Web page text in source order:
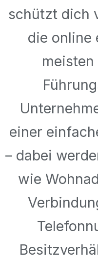
schützt dich
die online
einer
– dabei
wie